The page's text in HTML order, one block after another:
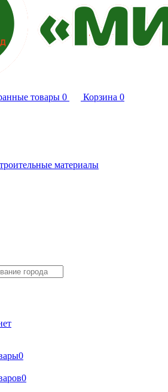
товары 0 Корзина 0
материалы
0
0